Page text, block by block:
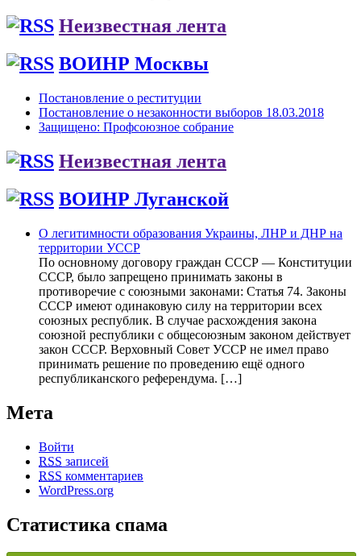
Неизвестная лента
ВОИНР Москвы
Постановление о реституции
Постановление о незаконности выборов 18.03.2018
Защищено: Профсоюзное собрание
Неизвестная лента
ВОИНР Луганской
О легитимности образования Украины, ЛНР и ДНР на
территории УССР
По основному договору граждан СССР — Конституции
СССР, было запрещено принимать законы в
противоречие с союзными законами: Статья 74. Законы
СССР имеют одинаковую силу на территории всех
союзных республик. В случае расхождения закона
союзной республики с общесоюзным законом действует
закон СССР. Верховный Совет УССР не имел право
принимать решение по проведению ещё одного
республиканского референдума. […]
Мета
Войти
RSS записей
RSS комментариев
WordPress.org
Статистика спама